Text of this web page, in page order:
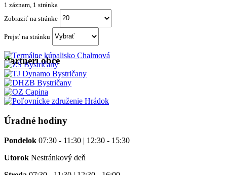
1 záznam, 1 stránka
Zobraziť na stránke
Prejsť na stránku
Partneri obce
Úradné hodiny
Pondelok 07:30 - 11:30 | 12:30 - 15:30
Utorok Nestránkový deň